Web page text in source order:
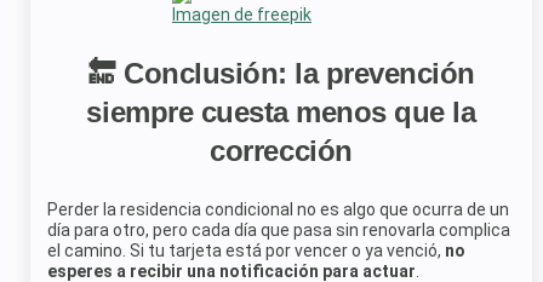
Imagen de freepik
🔚 Conclusión: la prevención
siempre cuesta menos que la
corrección
Perder la residencia condicional no es algo que ocurra de un
día para otro, pero cada día que pasa sin renovarla complica
el camino. Si tu tarjeta está por vencer o ya venció, no
esperes a recibir una notificación para actuar